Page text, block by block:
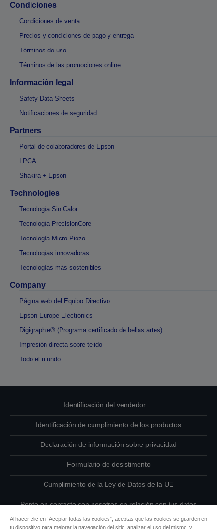
Condiciones
Condiciones de venta
Precios y condiciones de pago y entrega
Términos de uso
Términos de las promociones online
Información legal
Safety Data Sheets
Notificaciones de seguridad
Partners
Portal de colaboradores de Epson
LPGA
Shakira + Epson
Technologies
Tecnología Sin Calor
Tecnología PrecisionCore
Tecnología Micro Piezo
Tecnologías innovadoras
Tecnologías más sostenibles
Company
Página web del Equipo Directivo
Epson Europe Electronics
Digigraphie® (Programa certificado de bellas artes)
Impresión directa sobre tejido
Todo el mundo
Identificación del vendedor
Identificación de cumplimiento de los productos
Declaración de información sobre privacidad
Formulario de desistimento
Cumplimiento de la Ley de Datos de la UE
Ponte en contacto con nosotros en relación con tus datos
Información sobre cookies
Al hacer clic en “Aceptar todas las cookies”, aceptas que las cookies se guarden en
tu dispositivo para mejorar la navegación del sitio, analizar el uso del mismo, y